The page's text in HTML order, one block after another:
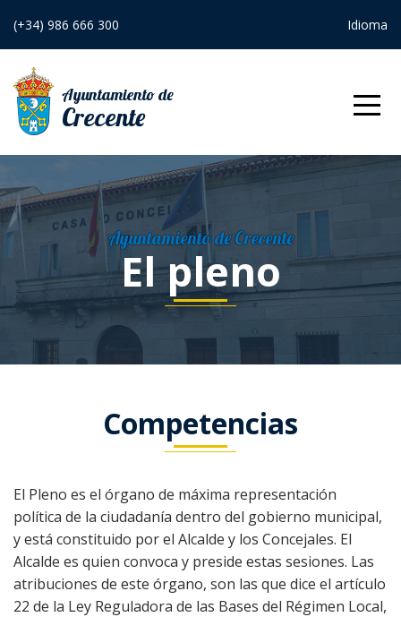
(+34) 986 666 300 Idioma
Ayuntamiento de
Crecente
Inicio
El Alcalde
Órganos de
gobierno
Junta de
gobierno
cuentas
Actas
gobierno
Albeos
Ameixeira
Angudes
Direcciones de
interés
Inventario
Turismo
Ayuntamiento de Crecente
El pleno
Competencias
El Pleno es el órgano de máxima representación
política de la ciudadanía dentro del gobierno municipal,
y está constituido por el Alcalde y los Concejales. El
Alcalde es quien convoca y preside estas sesiones. Las
atribuciones de este órgano, son las que dice el artículo
22 de la Ley Reguladora de las Bases del Régimen Local,